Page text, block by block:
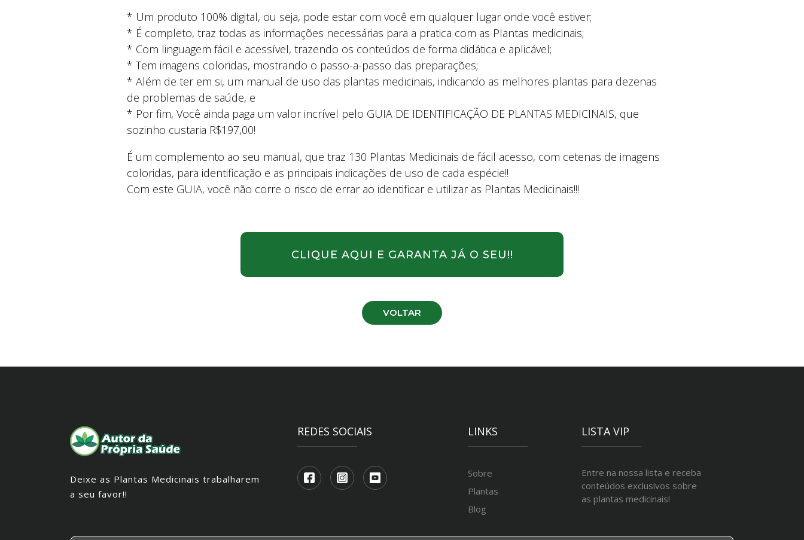
* Um produto 100% digital, ou seja, pode estar com você em qualquer lugar onde você estiver;
* É completo, traz todas as informações necessárias para a pratica com as Plantas medicinais;
* Com linguagem fácil e acessível, trazendo os conteúdos de forma didática e aplicável;
* Tem imagens coloridas, mostrando o passo-a-passo das preparações;
* Além de ter em si, um manual de uso das plantas medicinais, indicando as melhores plantas para dezenas
de problemas de saúde, e
* Por fim, Você ainda paga um valor incrível pelo GUIA DE IDENTIFICAÇÃO DE PLANTAS MEDICINAIS, que
sozinho custaria R$197,00!
É um complemento ao seu manual, que traz 130 Plantas Medicinais de fácil acesso, com cetenas de imagens
coloridas, para identificação e as principais indicações de uso de cada espécie!!
Com este GUIA, você não corre o risco de errar ao identificar e utilizar as Plantas Medicinais!!!
CLIQUE AQUI E GARANTA JÁ O SEU!!
VOLTAR
Deixe as Plantas Medicinais trabalharem
a seu favor!!
REDES SOCIAIS LINKS
Sobre
Plantas
Blog
LISTA VIP
Entre na nossa lista e receba
conteúdos exclusivos sobre
as plantas medicinais!